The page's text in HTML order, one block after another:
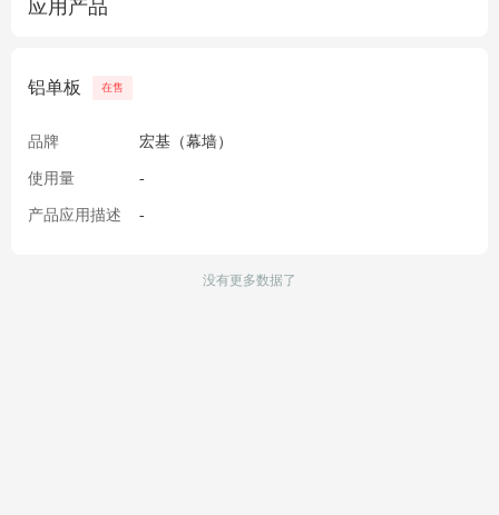
应用产品
铝单板 在售
品牌 宏基（幕墙）
使用量 -
产品应用描述 -
没有更多数据了